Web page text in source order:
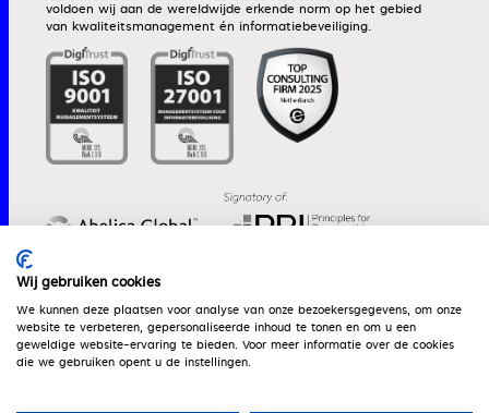
voldoen wij aan de wereldwijde erkende norm op het gebied
van kwaliteitsmanagement én informatiebeveiliging.
Werken bij Algemene voorwaarden
Dienstenwijzer
Vergelijkingskaart
MVO-beleid
Wij gebruiken cookies
We kunnen deze plaatsen voor analyse van onze bezoekersgegevens, om onze
website te verbeteren, gepersonaliseerde inhoud te tonen en om u een
geweldige website-ervaring te bieden. Voor meer informatie over de cookies
die we gebruiken opent u de instellingen.